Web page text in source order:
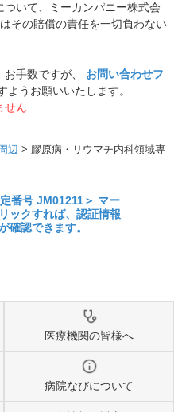
いて、ミーカンパニー株式会
その賠償の責任を一切負わない
手数ですが、 お問い合わせフ
うお願いいたします。
せん
辺 > 膠原病・リウマチ内科領域専
医療機関の皆様へ
病院なびについて